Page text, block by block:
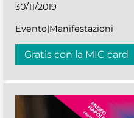
30/11/2019
Evento|Manifestazioni
Gratis con la MIC card